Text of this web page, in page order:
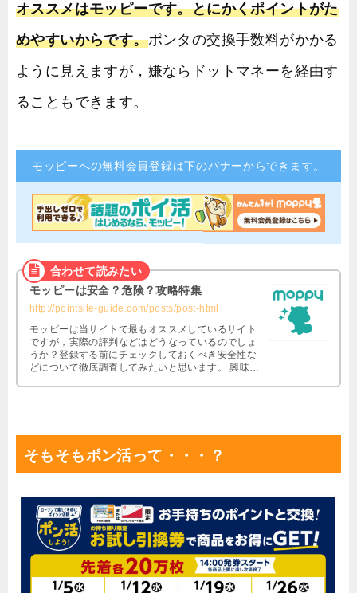
オススメはモッピーです。とにかくポイントがた
めやすいからです。ポンタの交換手数料がかかる
ように見えますが，嫌ならドットマネーを経由す
ることもできます。
モッピーへの無料会員登録は下のバナーからできます。
モッピーは安全？危険？攻略特集
http://pointsite-guide.com/posts/post-html
モッピーは当サイトで最もオススメしているサイト
ですが，実際の評判などはどうなっているのでしょ
うか？登録する前にチェックしておくべき安全性な
どについて徹底調査してみたいと思います。 興味は
そもそもポン活って・・・？